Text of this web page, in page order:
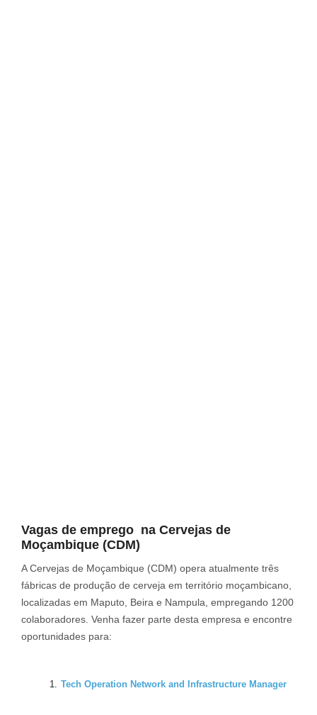
Vagas de emprego na Cervejas de
Moçambique (CDM)
A Cervejas de Moçambique (CDM) opera atualmente três
fábricas de produção de cerveja em território moçambicano,
localizadas em Maputo, Beira e Nampula, empregando 1200
colaboradores. Venha fazer parte desta empresa e encontre
oportunidades para:
Tech Operation Network and Infrastructure Manager